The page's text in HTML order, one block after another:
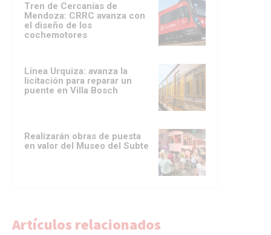
Tren de Cercanías de
Mendoza: CRRC avanza con
el diseño de los
cochemotores
Línea Urquiza: avanza la
licitación para reparar un
puente en Villa Bosch
Realizarán obras de puesta
en valor del Museo del Subte
Artículos relacionados